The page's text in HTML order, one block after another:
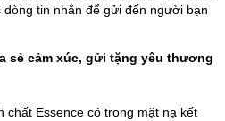
dòng tin nhắn để gửi đến người bạn
sẻ cảm xúc, gửi tặng yêu thương
chất Essence có trong mặt nạ kết